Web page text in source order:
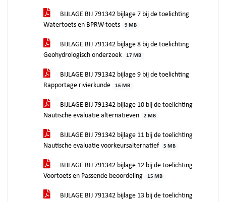
BIJLAGE BIJ 791342 bijlage 7 bij de toelichting
Watertoets en BPRW-toets
9 MB
BIJLAGE BIJ 791342 bijlage 8 bij de toelichting
Geohydrologisch onderzoek
17 MB
BIJLAGE BIJ 791342 bijlage 9 bij de toelichting
Rapportage rivierkunde
16 MB
BIJLAGE BIJ 791342 bijlage 10 bij de toelichting
Nautische evaluatie alternatieven
2 MB
BIJLAGE BIJ 791342 bijlage 11 bij de toelichting
Nautische evaluatie voorkeursalternatief
5 MB
BIJLAGE BIJ 791342 bijlage 12 bij de toelichting
Voortoets en Passende beoordeling
15 MB
BIJLAGE BIJ 791342 bijlage 13 bij de toelichting